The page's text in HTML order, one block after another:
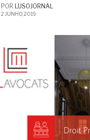
POR LUSOJORNAL
2 JUNHO, 2019